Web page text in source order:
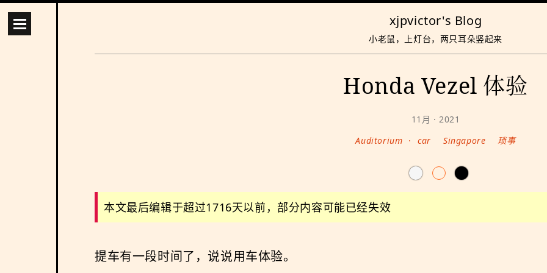
xjpvictor's Blog
小老鼠，上灯台，两只耳朵竖起来
Honda Vezel 体验
11月 · 2021
Auditorium · car Singapore 琐事
本文最后编辑于超过1716天以前，部分内容可能已经失效
提车有一段时间了，说说用车体验。